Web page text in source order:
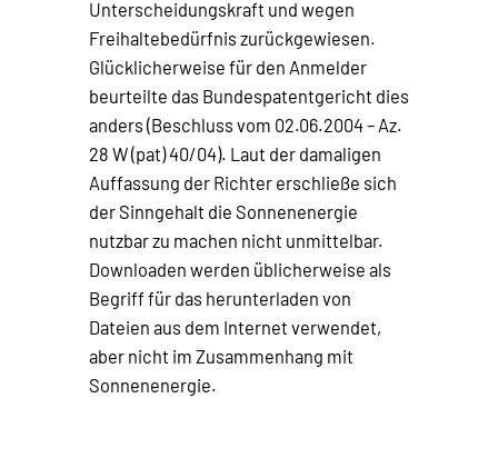
Unterscheidungskraft und wegen
Freihaltebedürfnis zurückgewiesen.
Glücklicherweise für den Anmelder
beurteilte das Bundespatentgericht dies
anders (Beschluss vom 02.06.2004 – Az.
28 W (pat) 40/04). Laut der damaligen
Auffassung der Richter erschließe sich
der Sinngehalt die Sonnenenergie
nutzbar zu machen nicht unmittelbar.
Downloaden werden üblicherweise als
Begriff für das herunterladen von
Dateien aus dem Internet verwendet,
aber nicht im Zusammenhang mit
Sonnenenergie.